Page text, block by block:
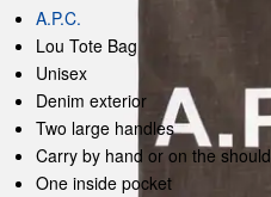
A.P.C.
Lou Tote Bag
Unisex
Denim exterior
Two large handles
Carry by hand or on the
One inside pocket